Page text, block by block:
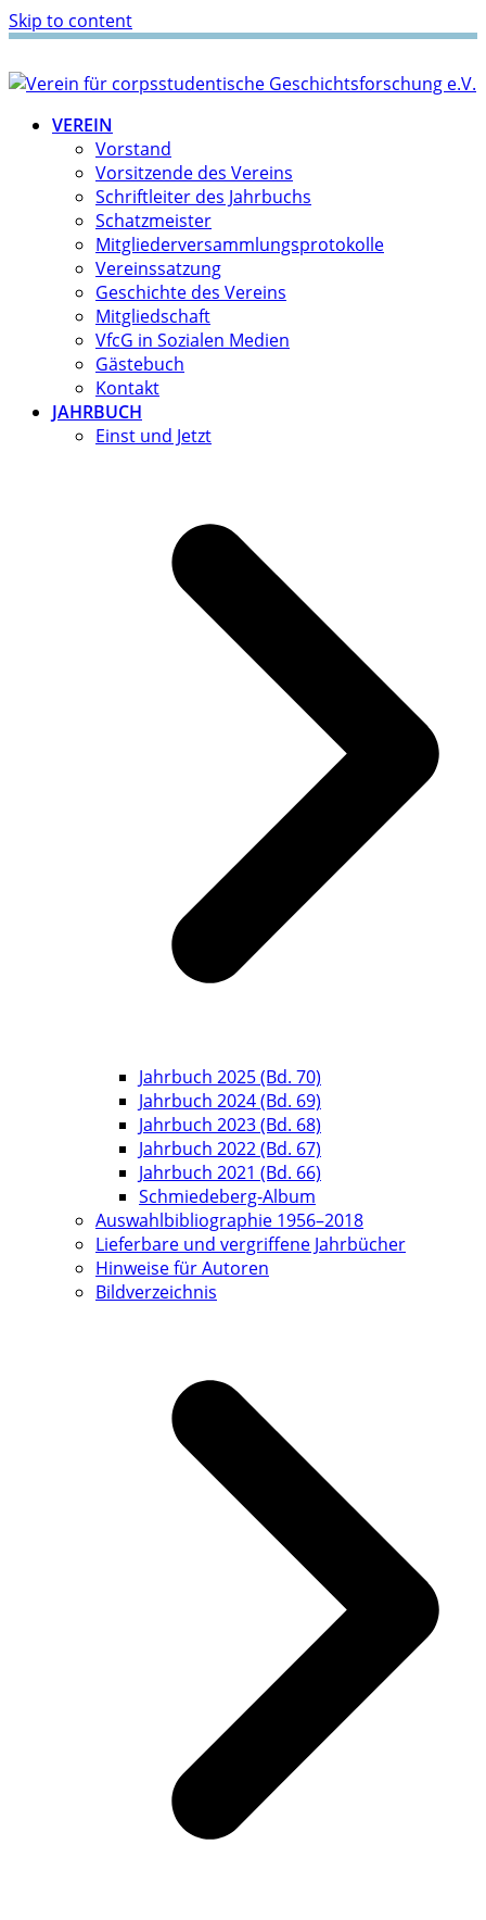
Skip to content
VEREIN
Vorstand
Vorsitzende des Vereins
Schriftleiter des Jahrbuchs
Schatzmeister
Mitgliederversammlungsprotokolle
Vereinssatzung
Geschichte des Vereins
Mitgliedschaft
VfcG in Sozialen Medien
Gästebuch
Kontakt
JAHRBUCH
Einst und Jetzt
Jahrbuch 2025 (Bd. 70)
Jahrbuch 2024 (Bd. 69)
Jahrbuch 2023 (Bd. 68)
Jahrbuch 2022 (Bd. 67)
Jahrbuch 2021 (Bd. 66)
Schmiedeberg-Album
Auswahlbibliographie 1956–2018
Lieferbare und vergriffene Jahrbücher
Hinweise für Autoren
Bildverzeichnis